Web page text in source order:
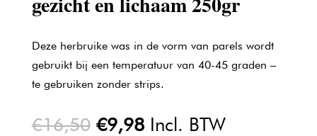
Deze herbruike was in de vorm van parels wordt
gebruikt bij een temperatuur van 40-45 graden –
te gebruiken zonder strips.
€16,50 Oorspronkelijke
€9,98Huidige
Incl. BTW